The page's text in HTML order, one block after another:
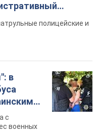
полицейские и
в
с
военных